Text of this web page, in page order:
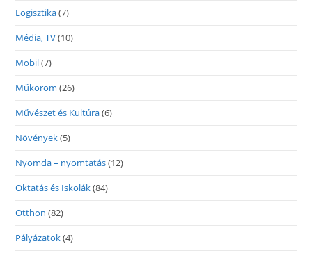
Logisztika(7)
Média, TV(10)
Mobil(7)
Műköröm (26)
Művészet és Kultúra(6)
Növények(5)
Nyomda – nyomtatás(12)
Oktatás és Iskolák(84)
Otthon (82)
Pályázatok(4)